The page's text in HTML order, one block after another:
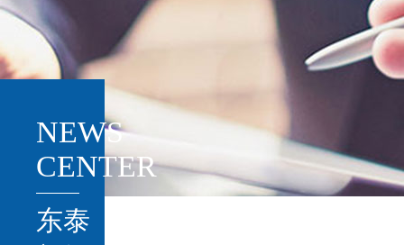
NEWS
CENTER
东泰